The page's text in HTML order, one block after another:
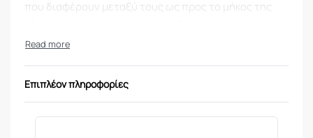
που διαφέρουν μεταξύ τους ως προς το μήκος της
και το χρώμα.
ολοκλήρου από μέταλλο ή με σώμα Carbontech, ένα
τεχνικό πολυμερές βαρέως τύπου που προσφέρει
Επιπλέον πληροφορίες